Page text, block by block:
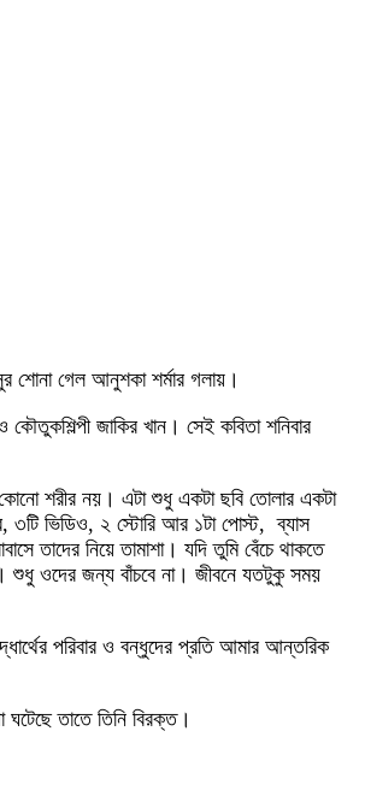
শোনা গেল আনুশকা শর্মার গলায়।
জাকির খান। সেই কবিতা শনিবার
কোনো শরীর নয়। এটা শুধু একটা ছবি তোলার একটা
৩টি ভিডিও, ২ স্টোরি আর ১টা পোস্ট, ব্যাস
তাদের নিয়ে তামাশা। যদি তুমি বেঁচে থাকতে
শুধু ওদের জন্য বাঁচবে না। জীবনে যতটুকু সময়
পরিবার ও বন্ধুদের প্রতি আমার আন্তরিক
তাতে তিনি বিরক্ত।